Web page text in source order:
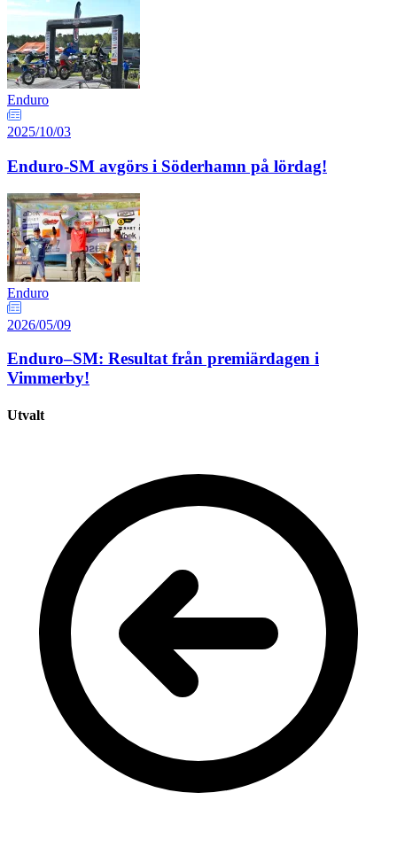
Enduro
2025/10/03
Enduro-SM avgörs i Söderhamn på lördag!
Enduro
2026/05/09
Enduro–SM: Resultat från premiärdagen i
Vimmerby!
Utvalt